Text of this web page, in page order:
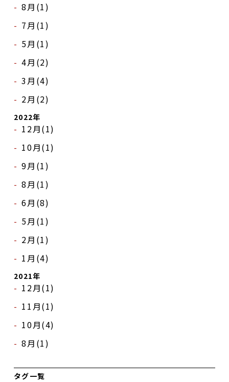
8月(1)
7月(1)
5月(1)
4月(2)
3月(4)
2月(2)
2022年
12月(1)
10月(1)
9月(1)
8月(1)
6月(8)
5月(1)
2月(1)
1月(4)
2021年
12月(1)
11月(1)
10月(4)
8月(1)
タグ一覧